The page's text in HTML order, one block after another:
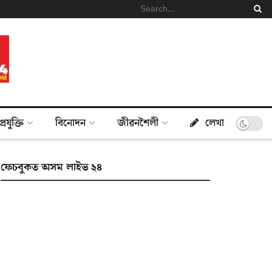
প্ৰযুক্তি বিনোদন জীৱনশৈলী লেখা
ফেচবুকত অসম লাইভ ২৪